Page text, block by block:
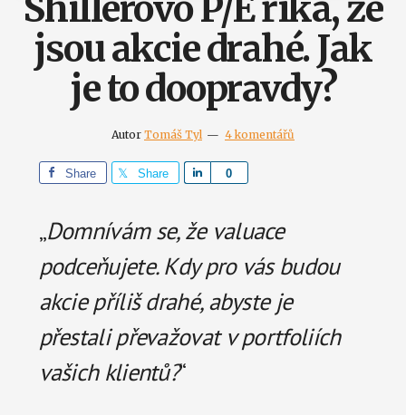
jsou akcie drahé. Jak
je to doopravdy?
Autor Tomáš Tyl 4 komentářů
Share Share 0
e
„Domnívám se, že valuace
podceňujete. Kdy pro vás budou
akcie příliš drahé, abyste je
přestali převažovat v portfoliích
vašich klientů?“